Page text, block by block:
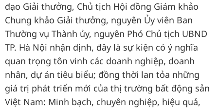
đạo Giải thưởng, Chủ tịch Hội đồng Giám khảo
Chung khảo Giải thưởng, nguyên Ủy viên Ban
Thường vụ Thành ủy, nguyên Phó Chủ tịch UBND
TP. Hà Nội nhận định, đây là sự kiện có ý nghĩa
quan trọng tôn vinh các doanh nghiệp, doanh
nhân, dự án tiêu biểu; đồng thời lan tỏa những
giá trị phát triển mới của thị trường bất động sản
Việt Nam: Minh bạch, chuyên nghiệp, hiệu quả,